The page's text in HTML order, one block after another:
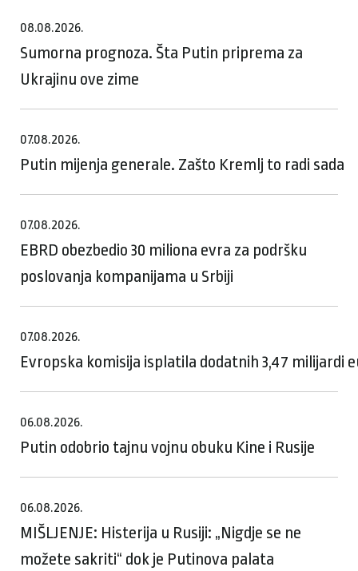
08.08.2026.
Sumorna prognoza. Šta Putin priprema za
Ukrajinu ove zime
07.08.2026.
Putin mijenja generale. Zašto Kremlj to radi sada
07.08.2026.
EBRD obezbedio 30 miliona evra za podršku
poslovanja kompanijama u Srbiji
07.08.2026.
Evropska komisija isplatila dodatnih 3,47 milijardi
06.08.2026.
Putin odobrio tajnu vojnu obuku Kine i Rusije
06.08.2026.
MIŠLJENJE: Histerija u Rusiji: „Nigdje se ne
možete sakriti“ dok je Putinova palata